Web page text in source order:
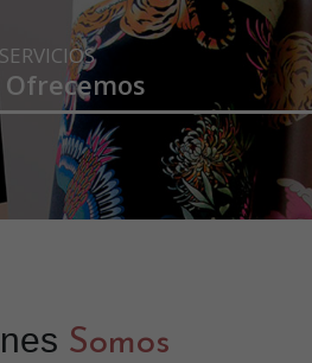
SERVICIOS
Ofrecemos
Somos